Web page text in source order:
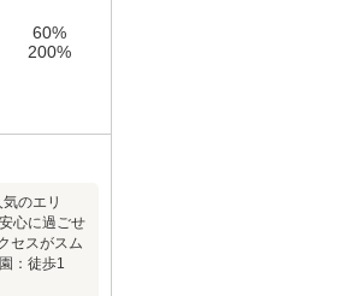
60%
200%
のエリ
心に過ごせ
セスがスム
：徒歩1